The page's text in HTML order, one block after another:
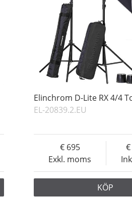
Elinchrom D-Lite RX 4/4
EL-20839.2.EU
Exkl. moms
695
KÖP